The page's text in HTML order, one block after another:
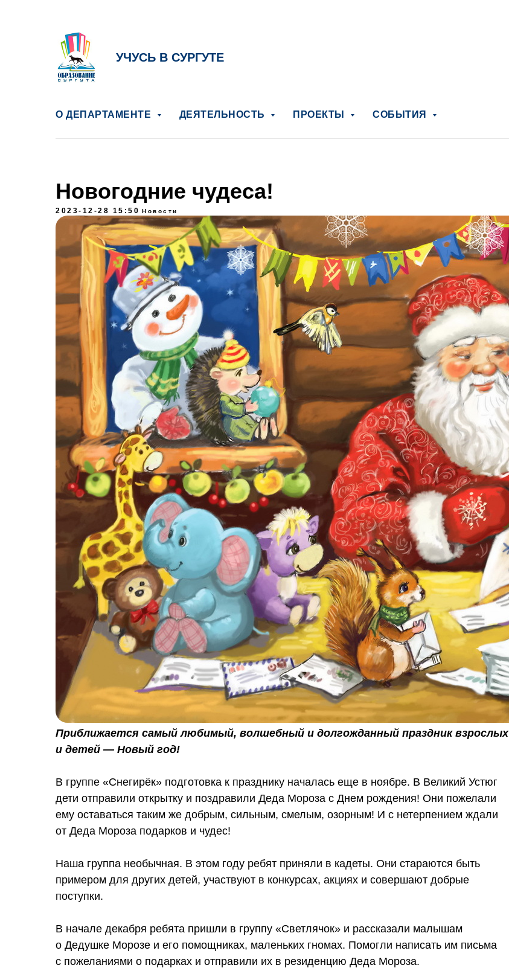
УЧУСЬ В СУРГУТЕ
О ДЕПАРТАМЕНТЕ ДЕЯТЕЛЬНОСТЬ ПРОЕКТЫ СОБЫТИЯ
Новогодние чудеса!
2023-12-28 15:50 Новости
Приближается самый любимый, волшебный и долгожданный праздник взрослых
и детей — Новый год!
В группе «Снегирёк» подготовка к празднику началась еще в ноябре. В Великий Устюг
дети отправили открытку и поздравили Деда Мороза с Днем рождения! Они пожелали
ему оставаться таким же добрым, сильным, смелым, озорным! И с нетерпением ждали
от Деда Мороза подарков и чудес!
Наша группа необычная. В этом году ребят приняли в кадеты. Они стараются быть
примером для других детей, участвуют в конкурсах, акциях и совершают добрые
поступки.
В начале декабря ребята пришли в группу «Светлячок» и рассказали малышам
о Дедушке Морозе и его помощниках, маленьких гномах. Помогли написать им письма
с пожеланиями о подарках и отправили их в резиденцию Деда Мороза.